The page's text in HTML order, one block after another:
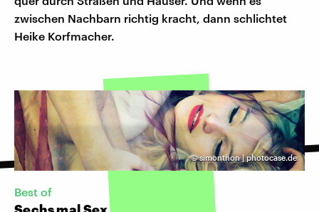
zwischen Nachbarn richtig kracht, dann schlichtet
Heike Korfmacher.
©simonthon | photocase.de
Best of